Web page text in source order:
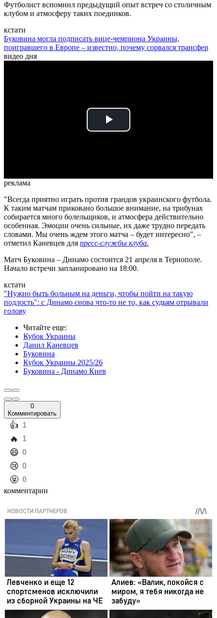
Футболист вспомнил предыдущий опыт встреч со столичным
клубом и атмосферу таких поединков.
кстати
Буковина могла подписать вице-чемпиона Украины,
поигравшего в Европе – известно, почему сорвался трансфер
видео дня
Play
реклама
"Всегда приятно играть против грандов украинского футбола.
К таким матчам приковано большое внимание, на трибунах
собирается много болельщиков, и атмосфера действительно
особенная. Эмоции очень сильные, их даже трудно передать
словами. Мы очень ждем этого матча – будет интересно", –
отметил Каневцев для пресс-службы клуба.
Матч Буковина – Динамо состоится 21 апреля в Тернополе.
Начало встречи запланировано на 18:00.
кстати
"Нужно быть больным на деньги, чтобы пойти на такую
подлость": с Динамо снова что-то не то, как судьям отрывали
голову
Читайте еще:
Кубок Украины
Данил Каневцев
Буковина
Кубок Украины 2025/26
Буковина - Динамо Киев
0
Комментировать
️👍 1
️🔥 1
️😄 0
️😢 0
️🤬 0
комментарии